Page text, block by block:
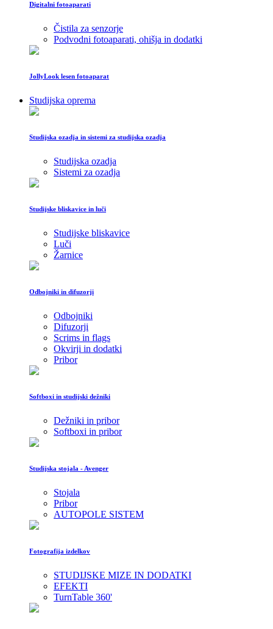
Digitalni fotoaparati
Čistila za senzorje
Podvodni fotoaparati, ohišja in dodatki
JollyLook lesen fotoaparat
Studijska oprema
Studijska ozadja in sistemi za studijska ozadja
Studijska ozadja
Sistemi za ozadja
Studijske bliskavice in luči
Studijske bliskavice
Luči
Žarnice
Odbojniki in difuzorji
Odbojniki
Difuzorji
Scrims in flags
Okvirji in dodatki
Pribor
Softboxi in studijski dežniki
Dežniki in pribor
Softboxi in pribor
Studijska stojala - Avenger
Stojala
Pribor
AUTOPOLE SISTEM
Fotografija izdelkov
STUDIJSKE MIZE IN DODATKI
EFEKTI
TurnTable 360'